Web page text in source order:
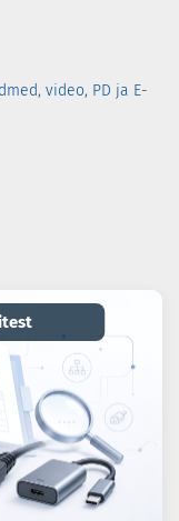
video, PD ja E-